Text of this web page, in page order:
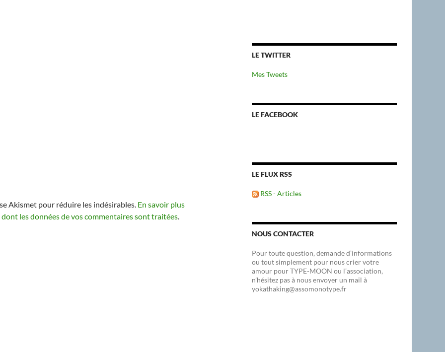
Akismet pour réduire les indésirables. En savoir plus
dont les données de vos commentaires sont traitées
LE TWITTER
Mes Tweets
LE FACEBOOK
LE FLUX RSS
RSS - Articles
NOUS CONTACTER
Pour toute question, demande d’informations
ou tout simplement pour nous crier votre
amour pour TYPE-MOON ou l’association,
n’hésitez pas à nous envoyer un mail à
yokathaking@assomonotype.fr